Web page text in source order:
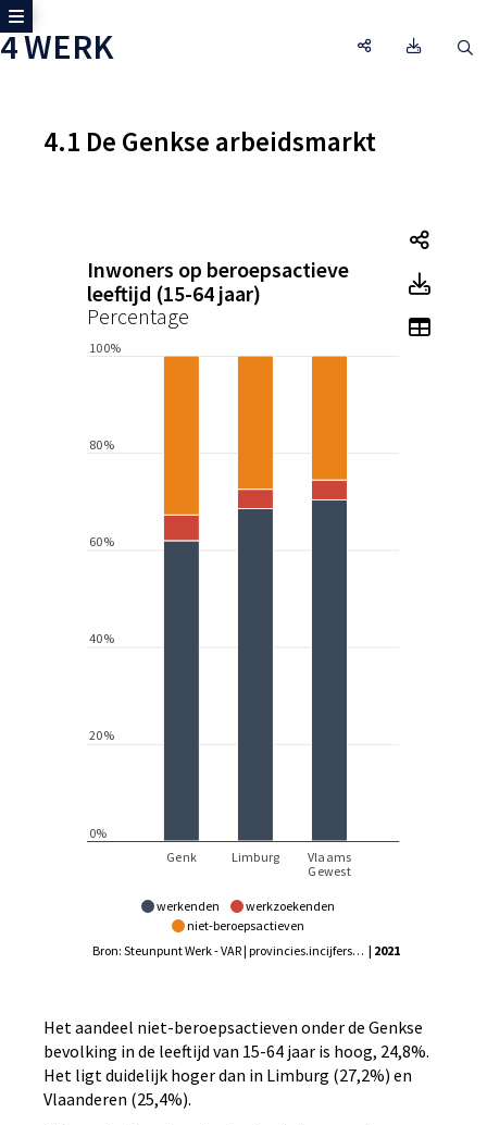
4 WERK 4 WERK, Open
Toon zijmenu
4.1 De Genkse arbeidsmarkt
Inwoners op beroepsactieve
leeftijd (15-64 jaar)
Percentage
werkenden
werkzoekenden
niet-beroepsactieven
Bron: Steunpunt Werk - VAR | provincies.incijfers.be | 2021
Toon
Het aandeel niet-beroepsactieven onder de Genkse
bevolking in de leeftijd van 15-64 jaar is hoog, 24,8%.
Het ligt duidelijk hoger dan in Limburg (27,2%) en
Vlaanderen (25,4%).